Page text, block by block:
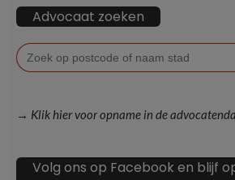
Advocaat zoeken
Zoek
naar:
→ Klik hier voor opname in de
Volg ons op Facebook en blijf